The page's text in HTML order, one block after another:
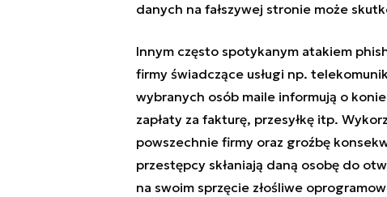
danych na fałszywej stronie może
Innym często spotykanym atakiem
firmy świadczące usługi np.
wybranych osób maile informują o
zapłaty za fakturę, przesyłkę itp.
powszechnie firmy oraz groźbę
przestępcy skłaniają daną osobę do
na swoim sprzęcie złośliwe